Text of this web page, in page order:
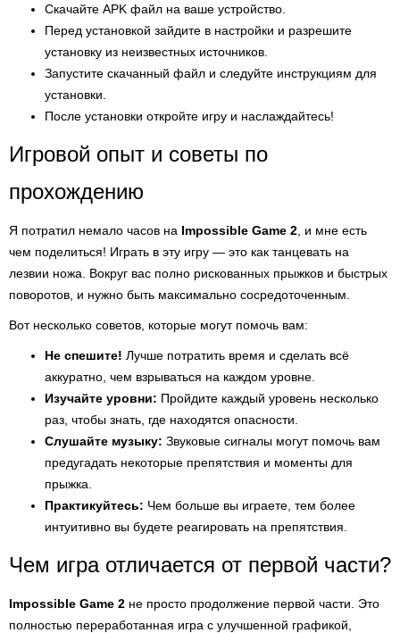
Скачайте APK файл на ваше устройство.
Перед установкой зайдите в настройки и разрешите
установку из неизвестных источников.
Запустите скачанный файл и следуйте инструкциям для
установки.
После установки откройте игру и наслаждайтесь!
Игровой опыт и советы по
прохождению
Я потратил немало часов на Impossible Game 2 , и мне есть
чем поделиться! Играть в эту игру — это как танцевать на
лезвии ножа. Вокруг вас полно рискованных прыжков и быстрых
поворотов, и нужно быть максимально сосредоточенным.
Вот несколько советов, которые могут помочь вам:
Не спешите! Лучше потратить время и сделать всё
аккуратно, чем взрываться на каждом уровне.
Изучайте уровни: Пройдите каждый уровень несколько
раз, чтобы знать, где находятся опасности.
Слушайте музыку: Звуковые сигналы могут помочь вам
предугадать некоторые препятствия и моменты для
прыжка.
Практикуйтесь: Чем больше вы играете, тем более
интуитивно вы будете реагировать на препятствия.
Чем игра отличается от первой части?
Impossible Game 2 не просто продолжение первой части. Это
полностью переработанная игра с улучшенной графикой,